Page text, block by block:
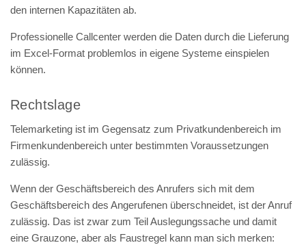
den internen Kapazitäten ab.
Professionelle Callcenter werden die Daten durch die Lieferung
im Excel-Format problemlos in eigene Systeme einspielen
können.
Rechtslage
Telemarketing ist im Gegensatz zum Privatkundenbereich im
Firmenkundenbereich unter bestimmten Voraussetzungen
zulässig.
Wenn der Geschäftsbereich des Anrufers sich mit dem
Geschäftsbereich des Angerufenen überschneidet, ist der Anruf
zulässig. Das ist zwar zum Teil Auslegungssache und damit
eine Grauzone, aber als Faustregel kann man sich merken: